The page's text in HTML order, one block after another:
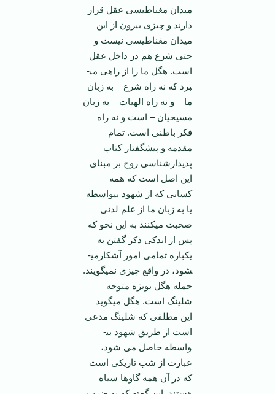
میدان مغناطیسی عقل قرار
دارند و چیزی بیرون از این
میدان مغناطیسی نیست و
حتی شرع هم در داخل عقل
است. هگل ما را از راهی می­
برد که نه راه شرع – به زبان
ما – و نه راه الهیات – به زبان
مسیحیان – است و نه راه
فکر باطنی است. تمام
مقدمه و پیشگفتار کتاب
پدیدارشناسی روح بر مبنای
این اصل است که همه
کسانی که از شهود بی­واسطه
یا به زبان ما از علم لدنی
صحبت می­کنند به این نحو که
پس از اندکی ذکر گفتن به
یکباره تمامی امور آشکارمی­
شود، در واقع چیزی نمی­گویند.
حمله هگل بویژه متوجه
شلینگ است. هگل می­گوید
این مطلقی که شلینگ مدعی
است از طریق شهود بی­
واسطه حاصل می شود،
عبارت از شب تاریکی است
که در آن همه گاوها سیاه